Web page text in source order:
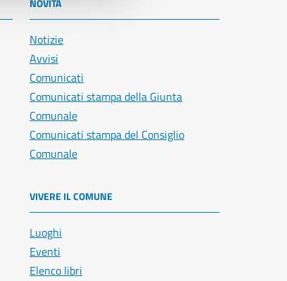
NOVITÀ
Notizie
Avvisi
Comunicati
Comunicati stampa della Giunta
Comunale
Comunicati stampa del Consiglio
Comunale
VIVERE IL COMUNE
Luoghi
Eventi
Elenco libri